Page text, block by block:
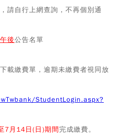
請自行上網查詢，不再個別通
後公告名單
載繳費單，逾期未繳費者視同放
StudentLogin.aspx?
7月14日(日)期間 完成繳費。